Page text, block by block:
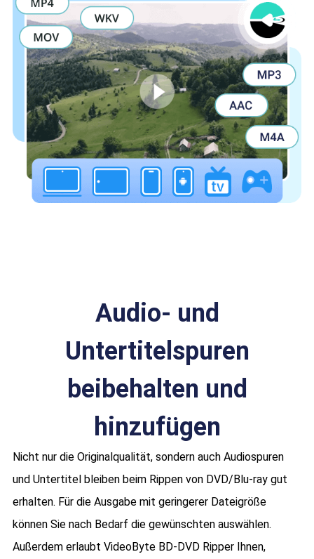
Audio- und
Untertitelspuren
beibehalten und
hinzufügen
Nicht nur die Originalqualität, sondern auch Audiospuren
und Untertitel bleiben beim Rippen von DVD/Blu-ray gut
erhalten. Für die Ausgabe mit geringerer Dateigröße
können Sie nach Bedarf die gewünschten auswählen.
Außerdem erlaubt VideoByte BD-DVD Ripper Ihnen,